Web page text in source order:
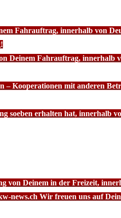
Fahrauftrag, innerhalb von
Deinem Fahrauftrag, innerhalb
– Kooperationen mit anderen
soeben erhalten hat, innerhalb
von Deinem in der Freizeit,
news.ch Wir freuen uns auf